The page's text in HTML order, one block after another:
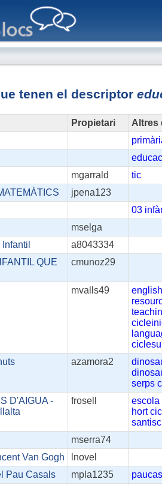
tenen el descriptor
Propietari
Altres
mgarrald
tic
jpena123
03
mselga
a8043334
QUE
cmunoz29
mvalls49
azamora2
serps
D'AIGUA -
frosell
escola
hort
mserra74
Van Gogh
lnovel
Pau Casals
mpla1235